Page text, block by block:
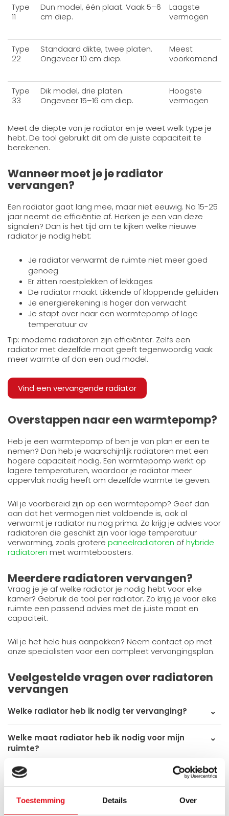
Toestemming Details Over
Type
11
Dun model, één plaat. Vaak 5–6
cm diep.
Laagste
vermogen
Type
22
Standaard dikte, twee platen.
Ongeveer 10 cm diep.
Meest
voorkomend
Type
33
Dik model, drie platen.
Ongeveer 15–16 cm diep.
Hoogste
vermogen
Meet de diepte van je radiator en je weet welk type je
hebt. De tool gebruikt dit om de juiste capaciteit te
berekenen.
Wanneer moet je je radiator
vervangen?
Een radiator gaat lang mee, maar niet eeuwig. Na 15-25
jaar neemt de efficiëntie af. Herken je een van deze
signalen? Dan is het tijd om te kijken welke nieuwe
radiator je nodig hebt:
Je radiator verwarmt de ruimte niet meer goed
genoeg
Er zitten roestplekken of lekkages
De radiator maakt tikkende of kloppende geluiden
Je energierekening is hoger dan verwacht
Je stapt over naar een warmtepomp of lage
temperatuur cv
Tip: moderne radiatoren zijn efficiënter. Zelfs een
radiator met dezelfde maat geeft tegenwoordig vaak
meer warmte af dan een oud model.
Vind een vervangende radiator
Overstappen naar een warmtepomp?
Heb je een warmtepomp of ben je van plan er een te
nemen? Dan heb je waarschijnlijk radiatoren met een
hogere capaciteit nodig. Een warmtepomp werkt op
lagere temperaturen, waardoor je radiator meer
oppervlak nodig heeft om dezelfde warmte te geven.
Wil je voorbereid zijn op een warmtepomp? Geef dan
aan dat het vermogen niet voldoende is, ook al
verwarmt je radiator nu nog prima. Zo krijg je advies voor
radiatoren die geschikt zijn voor lage temperatuur
verwarming, zoals grotere paneelradiatoren ofhybride
radiatoren met warmteboosters.
Meerdere radiatoren vervangen?
Vraag je je af welke radiator je nodig hebt voor elke
kamer? Gebruik de tool per radiator. Zo krijg je voor elke
ruimte een passend advies met de juiste maat en
capaciteit.
Wil je het hele huis aanpakken? Neem contact op met
onze specialisten voor een compleet vervangingsplan.
Veelgestelde vragen over radiatoren
vervangen
Welke radiator heb ik nodig ter vervanging?
Welke maat radiator heb ik nodig voor mijn
ruimte?
Welke capaciteit radiator heb ik nodig?
Kan ik een andere maat nemen dan mijn
huidige radiator?